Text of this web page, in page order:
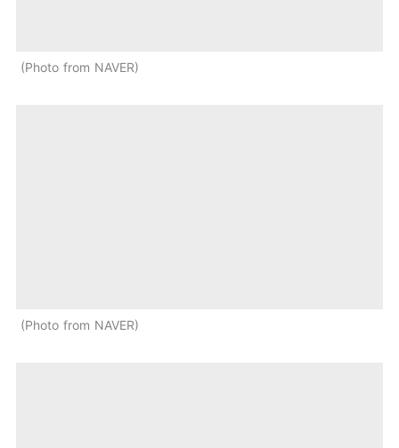
Photo from NAVER
Photo from NAVER